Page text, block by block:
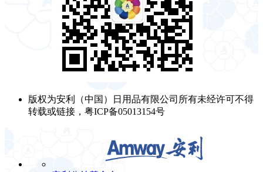
版权为安利（中国）日用品有限公司所有未经许可不得
转载或链接，粤ICP备05013154号